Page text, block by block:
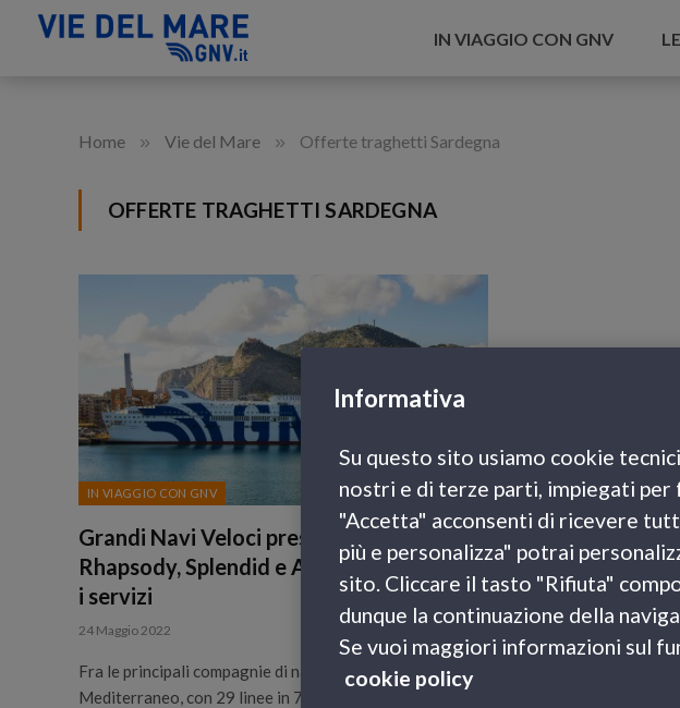
IN VIAGGIO CON GNV
Home » Vie del Mare » Offerte traghetti Sardegna
OFFERTE TRAGHETTI SARDEGNA
IN VIAGGIO CON GNV
Grandi Navi Veloci presenta GNV
Rhapsody, Splendid e Allegra: scopri tutti
i servizi
24 Maggio 2022
Fra le principali compagnie di navigazione del Mar
Mediterraneo, con 29 linee in 7 Paesi, Grandi Navi Veloci
LE NOSTRE
Settembre in
vacanza fuori
Siamo ufficialmente
Informativa
Su questo sito usiamo cookie
nostri e di terze parti, impiegati per
"Accetta" acconsenti di ricevere
più e personalizza" potrai
sito. Cliccare il tasto "Rifiuta"
dunque la continuazione della
Se vuoi maggiori informazioni sul
cookie policy